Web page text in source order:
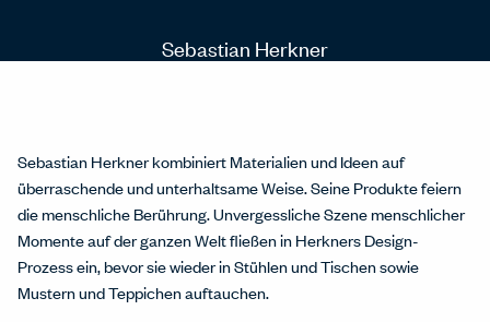
Sebastian Herkner
Sebastian Herkner kombiniert Materialien und Ideen auf
überraschende und unterhaltsame Weise. Seine Produkte feiern
die menschliche Berührung. Unvergessliche Szene menschlicher
Momente auf der ganzen Welt fließen in Herkners Design-
Prozess ein, bevor sie wieder in Stühlen und Tischen sowie
Mustern und Teppichen auftauchen.